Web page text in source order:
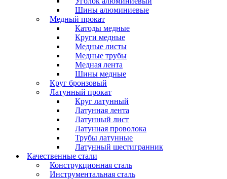
Шины алюминиевые
Медный прокат
Катоды медные
Круги медные
Медные листы
Медные трубы
Медная лента
Шины медные
Круг бронзовый
Латунный прокат
Круг латунный
Латунная лента
Латунный лист
Латунная проволока
Трубы латунные
Латунный шестигранник
Качественные стали
Конструкционная сталь
Инструментальная сталь